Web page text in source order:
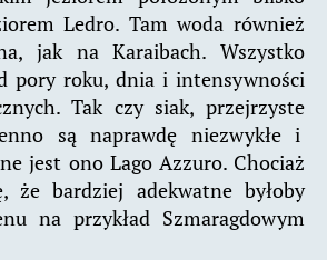
Ledro. Tam woda również
jak na Karaibach. Wszystko
pory roku, dnia i intensywności
Tak czy siak, przejrzyste
są naprawdę niezwykłe i
jest ono Lago Azzuro. Chociaż
że bardziej adekwatne byłoby
na przykład Szmaragdowym